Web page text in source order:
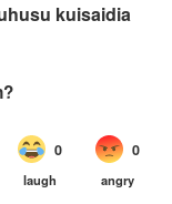
kuisaidia